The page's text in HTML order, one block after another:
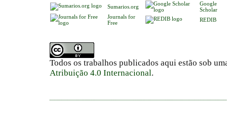
Sumarios.org
Google
Scholar
Journals for
Free
REDIB
Todos os trabalhos publicados aqui estão sob
Atribuição 4.0 Internacional.